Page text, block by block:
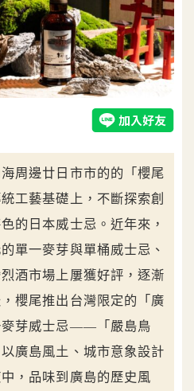
周邊廿日市市的的「櫻尾
工藝基礎上，不斷探索創
的日本威士忌。近年來，
單一麥芽與單桶威士忌、
酒市場上屢獲好評，逐漸
櫻尾推出台灣限定的「廣
麥芽威士忌——「嚴島鳥
廣島風土、城市意象設計
，品味到廣島的歷史風